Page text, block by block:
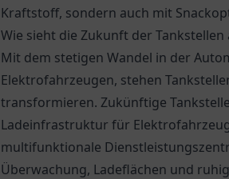
Kraftstoff, sondern auch mit
Wie sieht die Zukunft der Tankstellen
Mit dem stetigen Wandel in der
Elektrofahrzeugen, stehen
transformieren. Zukünftige
Ladeinfrastruktur für
multifunktionale
Überwachung, Ladeflächen und